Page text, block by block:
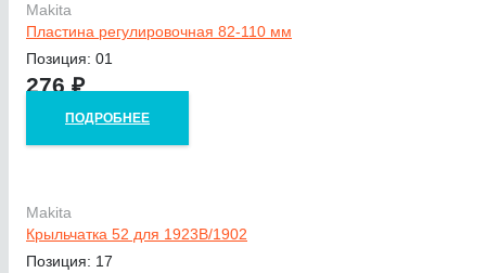
Makita
Пластина регулировочная 82-110 мм
Позиция: 01
276₽
ПОДРОБНЕЕ
Makita
Крыльчатка 52 для 1923B/1902
Позиция: 17